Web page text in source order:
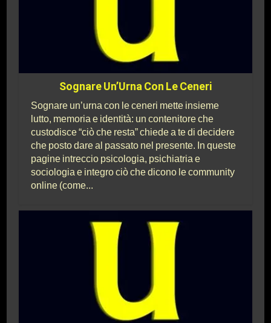
Sognare Un’Urna Con Le Ceneri
Sognare un’urna con le ceneri mette insieme
lutto, memoria e identità: un contenitore che
custodisce “ciò che resta” chiede a te di decidere
che posto dare al passato nel presente. In queste
pagine intreccio psicologia, psichiatria e
sociologia e integro ciò che dicono le community
online (come...